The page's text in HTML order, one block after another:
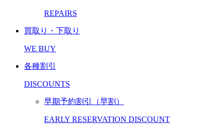
REPAIRS
買取り・下取り
WE BUY
各種割引
DISCOUNTS
早期予約割引（早割）
EARLY RESERVATION DISCOUNT